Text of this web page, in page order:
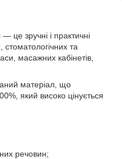
— це зручні і практичні
та
масажних кабінетів,
матеріал, що
який високо цінується
речовин;